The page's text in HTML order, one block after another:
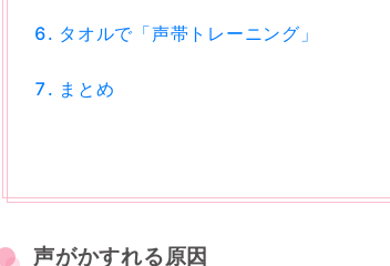
タオルで「声帯トレーニング」
まとめ
声がかすれる原因